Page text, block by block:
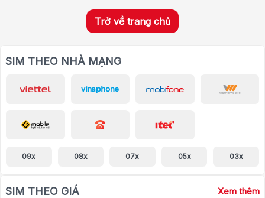
Trở về trang chủ
SIM THEO NHÀ MẠNG
09x 08x 07x 05x 03x
SIM THEO GIÁ Xem thêm